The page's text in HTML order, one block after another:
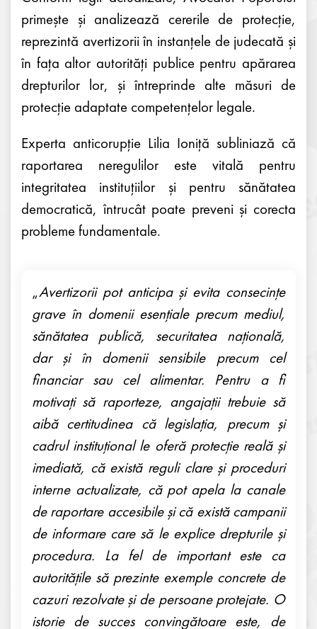
primește și analizează cererile de protecție,
reprezintă avertizorii în instanțele de judecată și
în fața altor autorități publice pentru apărarea
drepturilor lor, și întreprinde alte măsuri de
protecție adaptate competențelor legale.
Experta anticorupție Lilia Ioniță subliniază că
raportarea neregulilor este vitală pentru
integritatea instituțiilor și pentru sănătatea
democratică, întrucât poate preveni și corecta
probleme fundamentale.
„Avertizorii pot anticipa și evita consecințe
grave în domenii esențiale precum mediul,
sănătatea publică, securitatea națională,
dar și în domenii sensibile precum cel
financiar sau cel alimentar. Pentru a fi
motivați să raporteze, angajații trebuie să
aibă certitudinea că legislația, precum și
cadrul instituțional le oferă protecție reală și
imediată, că există reguli clare și proceduri
interne actualizate, că pot apela la canale
de raportare accesibile și că există campanii
de informare care să le explice drepturile și
procedura. La fel de important este ca
autoritățile să prezinte exemple concrete de
cazuri rezolvate și de persoane protejate. O
istorie de succes convingătoare este, de